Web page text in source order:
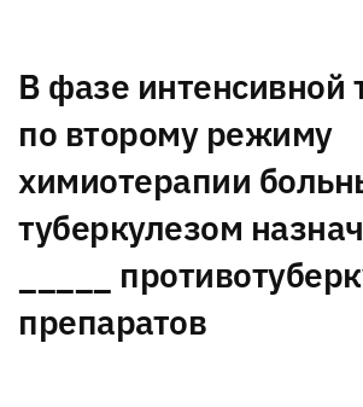
В фазе интенсивной
по второму режиму
химиотерапии
туберкулезом
_____
препаратов